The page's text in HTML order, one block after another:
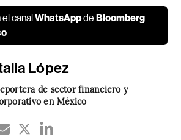
el canalWhatsAppdeBloomberg
López
de sector financiero y
en México